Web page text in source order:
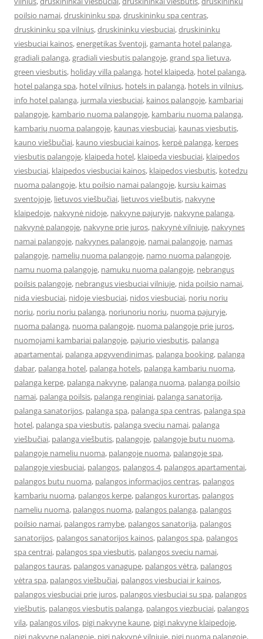
poilsio namai,druskininku spa,druskininku spa centras,
druskininku spa vilnius,druskininku viesbuciai,druskininku
viesbuciai kainos,energetikas šventoji,gamanta hotel palanga,
gradiali palanga,gradiali viesbutis palangoje,grand spa lietuva,
green viesbutis, holiday villa palanga, hotel klaipeda, hotel palanga,
hotel palanga spa, hotel vilnius, hotels in palanga, hotels in vilnius,
info hotel palanga, jurmala viesbuciai, kainos palangoje, kambariai
palangoje, kambario nuoma palangoje, kambariu nuoma palanga,
kambarių nuoma palangoje, kaunas viesbuciai, kaunas viesbutis,
kauno viešbučiai, kauno viesbuciai kainos, kerpė palanga, kerpes
viesbutis palangoje, klaipeda hotel, klaipeda viesbuciai, klaipedos
viesbuciai, klaipedos viesbuciai kainos, klaipedos viesbutis, kotedzu
nuoma palangoje, ktu poilsio namai palangoje, kursiu kaimas
sventojoje, lietuvos viešbučiai, lietuvos viešbutis, nakvyne
klaipedoje, nakvynė nidoje, nakvyne pajuryje, nakvyne palanga,
nakvynė palangoje, nakvyne prie juros, nakvynė vilniuje, nakvynes
namai palangoje, nakvynes palangoje, namai palangoje, namas
palangoje, namelių nuoma palangoje, namo nuoma palangoje,
namu nuoma palangoje, namuku nuoma palangoje, nebrangus
poilsis palangoje, nebrangus viesbuciai vilniuje, nida poilsio namai,
nida viesbuciai, nidoje viesbuciai, nidos viesbuciai, noriu noriu
noriu, noriu noriu palanga, noriunoriu noriu, nuoma pajuryje,
nuoma palanga, nuoma palangoje, nuoma palangoje prie juros,
nuomojami kambariai palangoje, pajurio viesbutis, palanga
apartamentai, palanga apgyvendinimas, palanga booking, palanga
dabar, palanga hotel, palanga hotels, palanga kambariu nuoma,
palanga kerpe, palanga nakvyne, palanga nuoma, palanga poilsio
namai, palanga poilsis, palanga renginiai, palanga sanatorija,
palanga sanatorijos, palanga spa, palanga spa centras, palanga spa
hotel, palanga spa viesbutis, palanga sveciu namai, palanga
viešbučiai, palanga viešbutis, palangoje, palangoje butu nuoma,
palangoje nameliu nuoma, palangoje nuoma, palangoje spa,
palangoje viesbuciai, palangos, palangos 4, palangos apartamentai,
palangos butu nuoma, palangos informacijos centras, palangos
kambariu nuoma, palangos kerpe, palangos kurortas, palangos
nameliu nuoma, palangos nuoma, palangos palanga, palangos
poilsio namai, palangos ramybe, palangos sanatorija, palangos
sanatorijos, palangos sanatorijos kainos, palangos spa, palangos
spa centrai, palangos spa viesbutis, palangos sveciu namai,
palangos tauras, palangos vanagupe, palangos vėtra, palangos
vėtra spa, palangos viešbučiai, palangos viesbuciai ir kainos,
palangos viesbuciai prie juros, palangos viesbuciai su spa, palangos
viešbutis, palangos viesbutis palanga, palangos viezbuciai, palangos
vila, palangos vilos, pigi nakvyne kaune, pigi nakvyne klaipedoje,
pigi nakvyne palangoje, pigi nakvynė vilniuje, pigi nuoma palangoje,